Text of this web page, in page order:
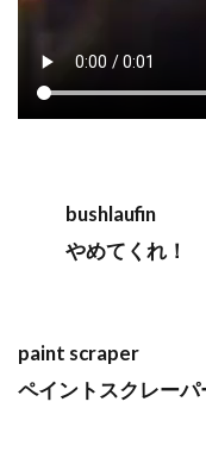
bushlaufin
やめてくれ！
paint scraper
ペイントスクレーパ